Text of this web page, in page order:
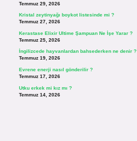
Temmuz 29, 2026
Kristal zeytinyağı boykot listesinde mi ?
Temmuz 27, 2026
Kerastase Elixir Ultime Şampuan Ne İşe Yarar ?
Temmuz 25, 2026
İngilizcede hayvanlardan bahsederken ne denir ?
Temmuz 19, 2026
Evrene enerji nasıl gönderilir ?
Temmuz 17, 2026
Utku erkek mi kız mı ?
Temmuz 14, 2026